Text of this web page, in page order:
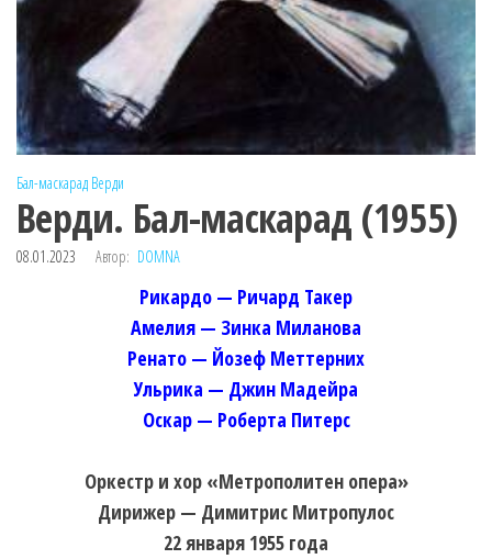
Бал-маскарад Верди
Верди. Бал-маскарад (1955)
08.01.2023 Автор: DOMNA
Рикардо — Ричард Такер
Амелия — Зинка Миланова
Ренато — Йозеф Меттерних
Ульрика — Джин Мадейра
Оскар — Роберта Питерс
Оркестр и хор «Метрополитен опера»
Дирижер — Димитрис Митропулос
22 января 1955 года